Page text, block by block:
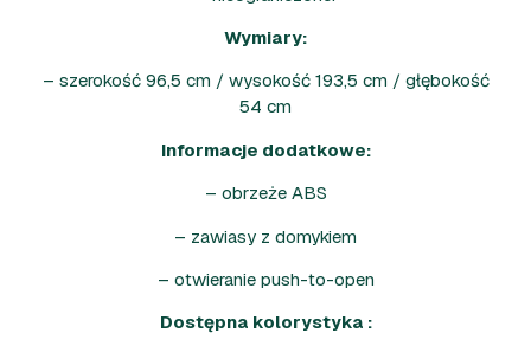
Wymiary:
– szerokość 96,5 cm / wysokość 193,5 cm / głębokość
54 cm
Informacje dodatkowe:
– obrzeże ABS
– zawiasy z domykiem
– otwieranie push-to-open
Dostępna kolorystyka :